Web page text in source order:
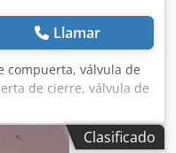
Llamar
compuerta, válvula de
de cierre, válvula de
electromagnética
1/4" de pulgada -
disponibles -
Clasificado